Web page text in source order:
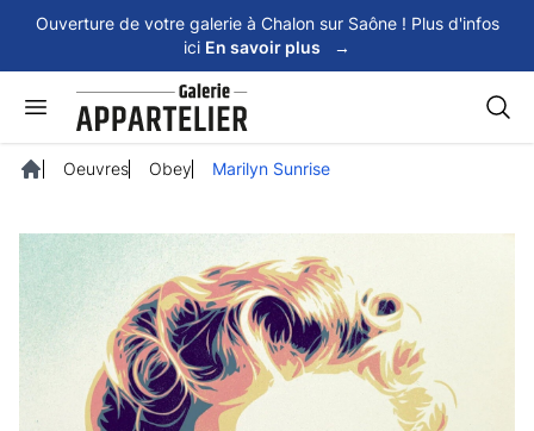
Ouverture de votre galerie à Chalon sur Saône ! Plus d'infos
ici En savoir plus →
Oeuvres Obey Marilyn Sunrise
Panneau de gestion des cookies